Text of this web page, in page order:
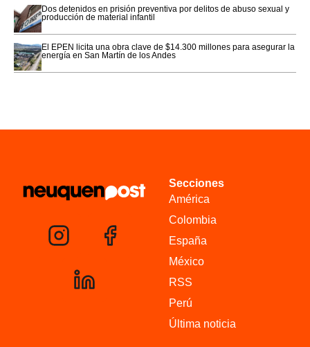
Dos detenidos en prisión preventiva por delitos de abuso sexual y
producción de material infantil
El EPEN licita una obra clave de $14.300 millones para asegurar la
energía en San Martín de los Andes
Secciones
América
Colombia
España
México
RSS
Perú
Última noticia